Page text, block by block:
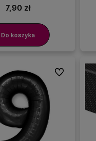
7,90 zł
Do koszyka
Do ulubionych